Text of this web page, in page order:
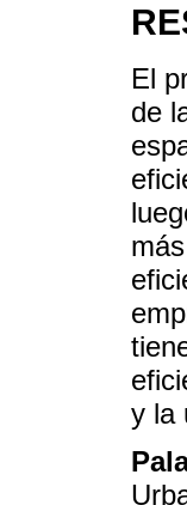
El
de
y la